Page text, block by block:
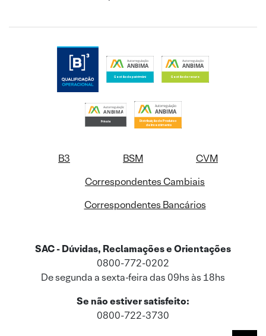
B3 BSM
CVM
Correspondentes Cambiais
Correspondentes Bancários
SAC - Dúvidas, Reclamações e Orientações
0800-772-0202
De segunda a sexta-feira das 09hs às 18hs
Se não estiver satisfeito:
0800-722-3730